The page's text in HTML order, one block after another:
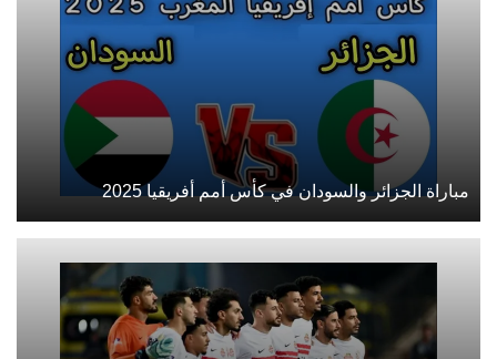
مباراة الجزائر والسودان في كأس أمم أفريقيا 2025